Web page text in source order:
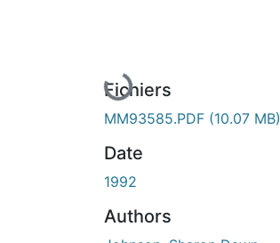
En cours de chargement...
Fichiers
MM93585.PDF (10.07 MB)
Date
1992
Authors